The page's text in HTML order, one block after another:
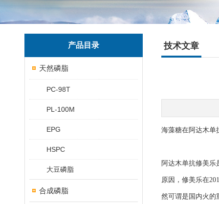
产品目录
天然磷脂
PC-98T
PL-100M
EPG
HSPC
大豆磷脂
合成磷脂
技术文章
海藻糖在阿达木单
阿达木单抗修美乐
原因，修美乐在
然可谓是国内火的